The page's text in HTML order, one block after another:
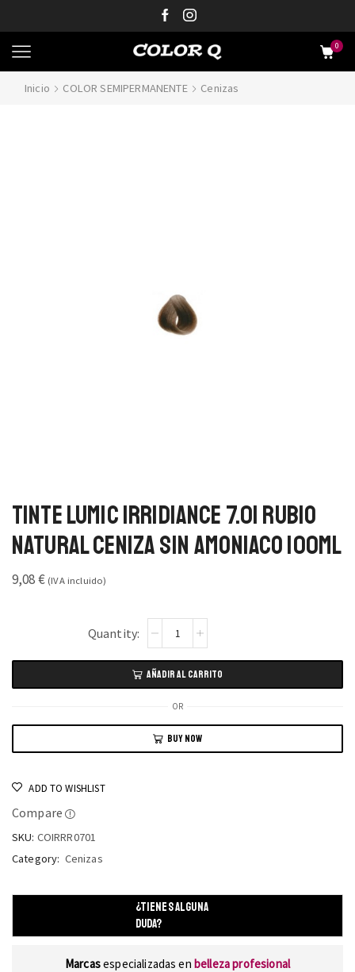
0
Inicio COLOR SEMIPERMANENTE Cenizas
Tinte Lumic Irridiance 7.01 Rubio
Natural Ceniza Sin Amoniaco 100ml
9,08€ (IVA incluido)
AÑADIR AL CARRITO
OR
BUY NOW
ADD TO WISHLIST
Compare
SKU: COIRRR0701
Category: Cenizas
¿TIENES ALGUNA
DUDA?
Marcasespecializadas en belleza profesional